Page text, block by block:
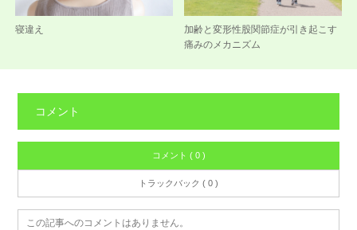
寝違え
加齢と変形性股関節症が引き起こす
痛みのメカニズム
コメント
コメント ( 0 )
トラックバック ( 0 )
この記事へのコメントはありません。